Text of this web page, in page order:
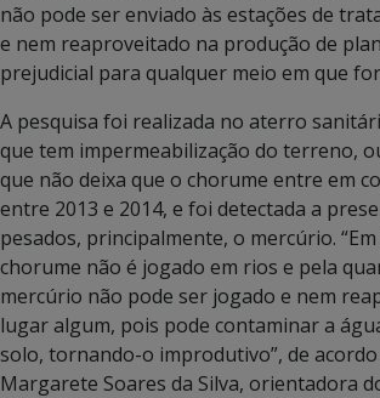
não pode ser enviado às estações de
e nem reaproveitado na produção de
prejudicial para qualquer meio em que
A pesquisa foi realizada no aterro
que tem impermeabilização do terreno,
que não deixa que o chorume entre em
entre 2013 e 2014, e foi detectada a
pesados, principalmente, o mercúrio.
chorume não é jogado em rios e pela
mercúrio não pode ser jogado e nem
lugar algum, pois pode contaminar a
solo, tornando-o improdutivo”, de
Margarete Soares da Silva, orientadora